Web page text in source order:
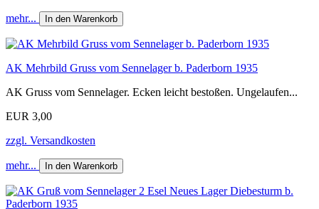
mehr... In den Warenkorb
AK Mehrbild Gruss vom Sennelager b. Paderborn 1935
AK Gruss vom Sennelager. Ecken leicht bestoßen. Ungelaufen...
EUR 3,00
zzgl. Versandkosten
mehr... In den Warenkorb